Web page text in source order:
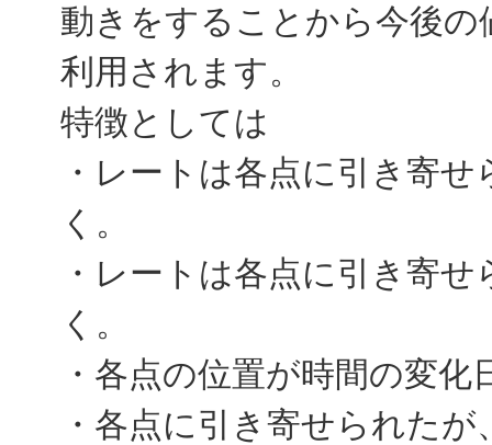
動きをすることから今後
利用されます。
特徴としては
・レートは各点に引き寄
く。
・レートは各点に引き寄
く。
・各点の位置が時間の変化
・各点に引き寄せられた